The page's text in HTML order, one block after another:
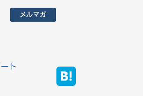
メルマガ
ト